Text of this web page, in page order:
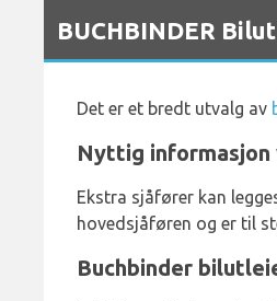
BUCHBINDER
Det er et bredt utvalg av
Nyttig informasjon
Ekstra sjåfører kan
hovedsjåføren og er til
Buchbinder